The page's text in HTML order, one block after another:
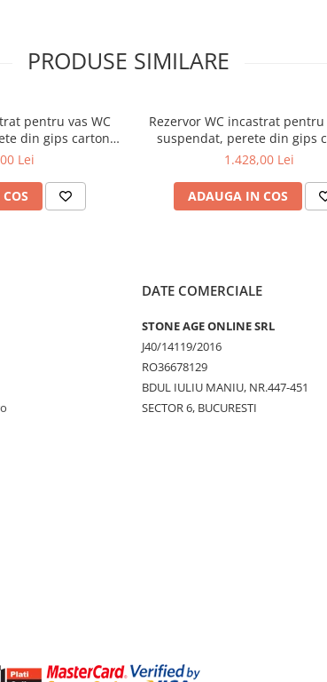
PRODUSE SIMILARE
pentru vas WC
din gips carton,
1740-01
Lei
Rezervor WC incastrat pentru
suspendat, perete din gips
98cm, 3/6l | 761-5825-01
1.428,00 Lei
ADAUGA IN COS
DATE COMERCIALE
STONE AGE ONLINE SRL
J40/14119/2016
RO36678129
BDUL IULIU MANIU, NR.447-451
SECTOR 6, BUCURESTI